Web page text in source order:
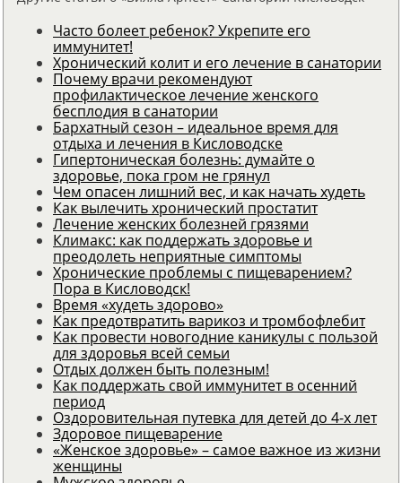
Часто болеет ребенок? Укрепите его
иммунитет!
Хронический колит и его лечение в санатории
Почему врачи рекомендуют
профилактическое лечение женского
бесплодия в санатории
Бархатный сезон – идеальное время для
отдыха и лечения в Кисловодске
Гипертоническая болезнь: думайте о
здоровье, пока гром не грянул
Чем опасен лишний вес, и как начать худеть
Как вылечить хронический простатит
Лечение женских болезней грязями
Климакс: как поддержать здоровье и
преодолеть неприятные симптомы
Хронические проблемы с пищеварением?
Пора в Кисловодск!
Время «худеть здорово»
Как предотвратить варикоз и тромбофлебит
Как провести новогодние каникулы с пользой
для здоровья всей семьи
Отдых должен быть полезным!
Как поддержать свой иммунитет в осенний
период
Оздоровительная путевка для детей до 4-х лет
Здоровое пищеварение
«Женское здоровье» – самое важное из жизни
женщины